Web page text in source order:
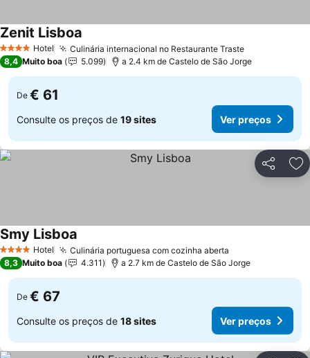
4 EstrelasHotel Culinária internacional no Restaurante TrasteVer preços
Zenit Lisboa
8,4 Muito boa 5.099 a 2.4 km de Castelo de São Jorge
De € 61
Consulte os preços de 19 sites Ver preços
Partilhar
4 EstrelasHotel Culinária portuguesa com cozinha aberta
Smy Lisboa
8,3 Muito boa 4.311 a 2.7 km de Castelo de São Jorge
De € 67
Consulte os preços de 18 sites Ver preços